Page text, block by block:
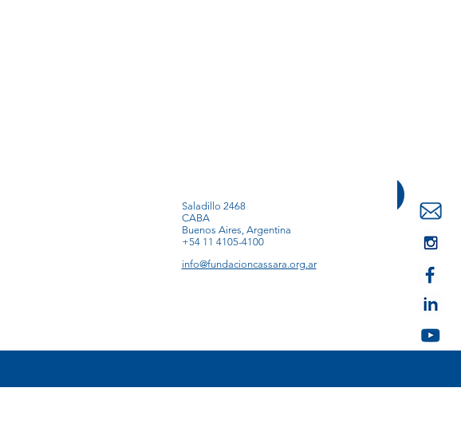
Saladillo 2468
CABA
Buenos Aires, Argentina
+54 11 4105-4100
info@fundacioncassara.org.ar